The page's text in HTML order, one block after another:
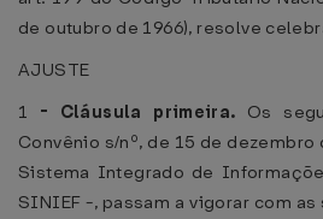
de outubro de 1966), resolve
AJUSTE
1 - Cláusula primeira. Os
Convênio s/nº, de 15 de
Sistema Integrado de
SINIEF -, passam a vigorar com